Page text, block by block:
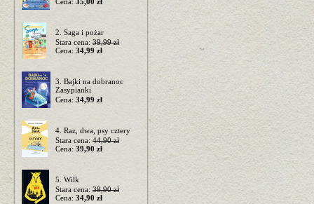
2. Saga i pożar
Stara cena: 39,99 zł
Cena: 34,99 zł
3. Bajki na dobranoc
Zasypianki
Cena: 34,99 zł
4. Raz, dwa, psy cztery
Stara cena: 44,90 zł
Cena: 39,90 zł
5. Wilk
Stara cena: 39,90 zł
Cena: 34,90 zł